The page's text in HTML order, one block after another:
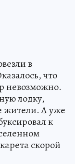
в
что
невозможно.
лодку,
жители. А уже
к
скорой